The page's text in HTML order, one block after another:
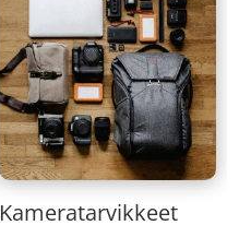
Kameratarvikkeet